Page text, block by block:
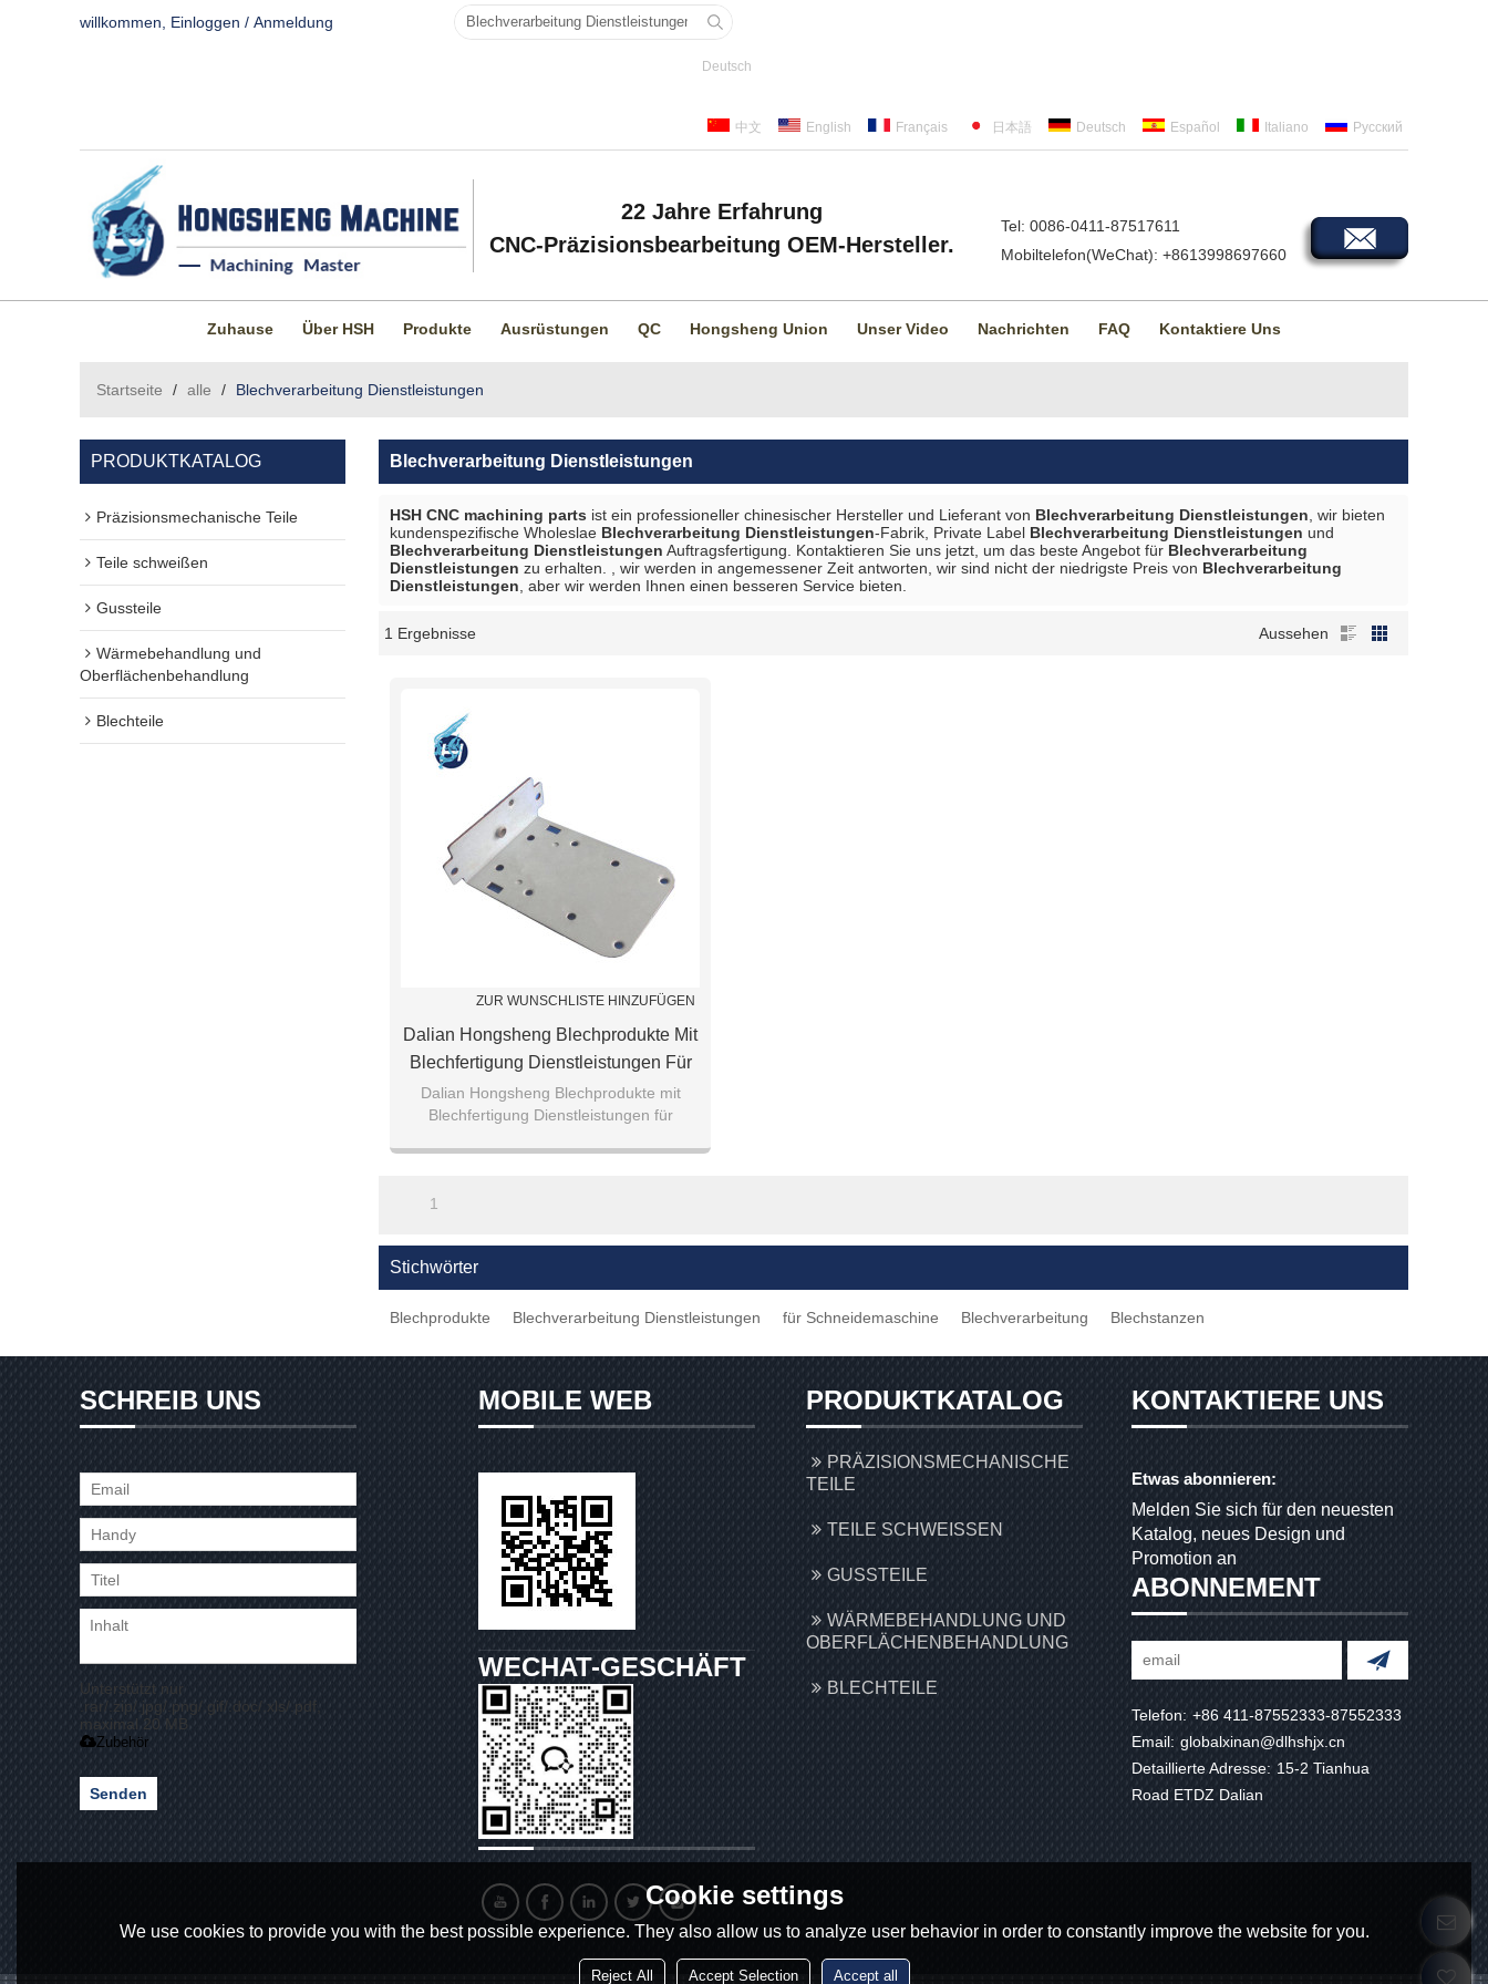
willkommen, Einloggen / Anmeldung
Deutsch
中文 English Français 日本語 Deutsch Español Italiano Русский
22 Jahre Erfahrung
CNC-Präzisionsbearbeitung OEM-Hersteller.
Tel: 0086-0411-87517611
Mobiltelefon(WeChat): +8613998697660
Zuhause Über HSH Produkte Ausrüstungen QC Hongsheng Union Unser Video Nachrichten FAQ Kontaktiere Uns
Startseite / alle / Blechverarbeitung Dienstleistungen
PRODUKTKATALOG
Präzisionsmechanische Teile
Teile schweißen
Gussteile
Wärmebehandlung und
Oberflächenbehandlung
Blechteile
Blechverarbeitung Dienstleistungen
HSH CNC machining parts ist ein professioneller chinesischer Hersteller und Lieferant von Blechverarbeitung Dienstleistungen , wir bieten
kundenspezifische Wholeslae Blechverarbeitung Dienstleistungen-Fabrik, Private Label Blechverarbeitung Dienstleistungen und
Blechverarbeitung Dienstleistungen Auftragsfertigung. Kontaktieren Sie uns jetzt, um das beste Angebot für Blechverarbeitung
Dienstleistungen zu erhalten. , wir werden in angemessener Zeit antworten, wir sind nicht der niedrigste Preis von Blechverarbeitung
Dienstleistungen , aber wir werden Ihnen einen besseren Service bieten.
1 Ergebnisse Aussehen
ZUR WUNSCHLISTE HINZUFÜGEN
Dalian Hongsheng Blechprodukte Mit
Blechfertigung Dienstleistungen Für
Schneidemaschinen
Dalian Hongsheng Blechprodukte mit
Blechfertigung Dienstleistungen für
1
Stichwörter
Blechprodukte Blechverarbeitung Dienstleistungen für Schneidemaschine Blechverarbeitung Blechstanzen
SCHREIB UNS
Unterstützt nur
.rar/.zip/.jpg/.png/.gif/.doc/.xls/.pdf,
maximal 20 MB
Zubehör
Senden
MOBILE WEB
WECHAT-GESCHÄFT
PRODUKTKATALOG
PRÄZISIONSMECHANISCHE
TEILE
TEILE SCHWEISSEN
GUSSTEILE
WÄRMEBEHANDLUNG UND
OBERFLÄCHENBEHANDLUNG
BLECHTEILE
KONTAKTIERE UNS
Etwas abonnieren:
Melden Sie sich für den neuesten
Katalog, neues Design und
Promotion an
ABONNEMENT
Telefon: +86 411-87552333-87552333
Email: globalxinan@dlhshjx.cn
Detaillierte Adresse: 15-2 Tianhua
Road ETDZ Dalian
Cookie settings
We use cookies to provide you with the best possible experience. They also allow us to analyze user behavior in order to constantly improve the website for you.
Reject All Accept Selection Accept all